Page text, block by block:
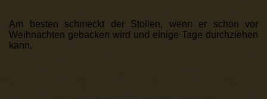
Am besten schmeckt der Stollen, wenn er schon vor
Weihnachten gebacken wird und einige Tage durchziehen
kann.